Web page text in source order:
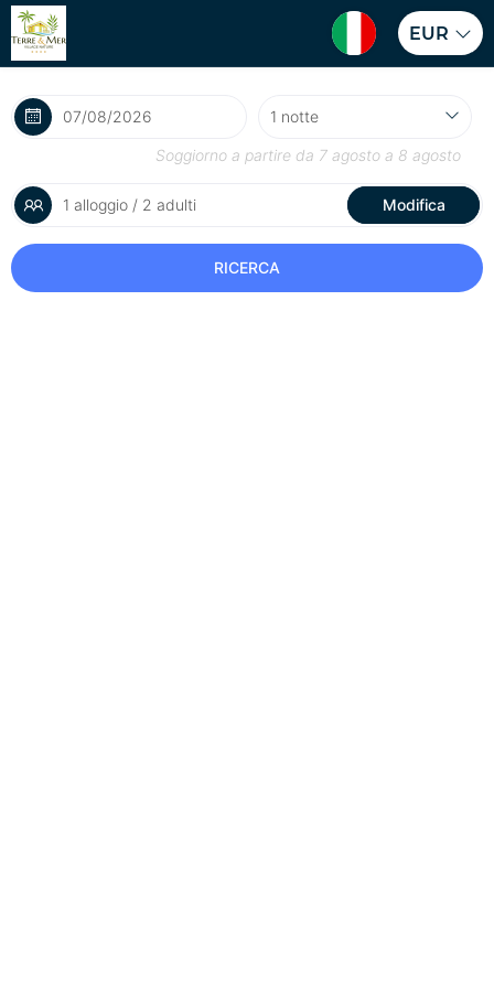
EUR
Soggiorno a partire da 7 agosto a 8 agosto
1 alloggio / 2 adulti Modifica